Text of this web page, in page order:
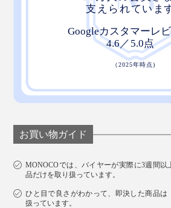
アロマディフューザーにオイルを
かな枝葉の青っぽさ、やさしい甘
り、次第にヒノキらしい樹木の芳
木部または枝葉のみで抽出する一
ッセンシャルオイル。一度体験す
ギフトセットは、本体のパッケー
てお届けできるので、ひと箱にま
お買い物ガイド
MONOCOでは、バイヤーが実際に3週間
品だけを取り扱っています。
ひと目で良さがわかって、即決した商品は
扱っています。